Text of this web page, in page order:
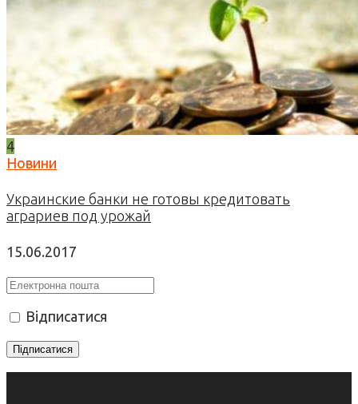
4
Новини
Украинские банки не готовы кредитовать
аграриев под урожай
15.06.2017
Відписатися